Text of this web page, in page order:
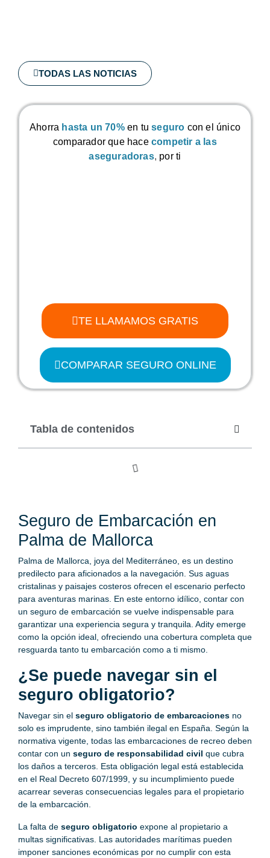
Seguro de Embarcación en
Palma de Mallorca
Palma de Mallorca, joya del Mediterráneo, es un destino
predilecto para aficionados a la navegación. Sus aguas
cristalinas y paisajes costeros ofrecen el escenario perfecto
para aventuras marinas. En este entorno idílico, contar con
un seguro de embarcación se vuelve indispensable para
garantizar una experiencia segura y tranquila. Adity emerge
como la opción ideal, ofreciendo una cobertura completa que
resguarda tanto tu embarcación como a ti mismo.
¿Se puede navegar sin el
seguro obligatorio?
Navegar sin el seguro obligatorio de embarcaciones no
solo es imprudente, sino también ilegal en España. Según la
normativa vigente, todas las embarcaciones de recreo deben
contar con un seguro de responsabilidad civil que cubra
los daños a terceros. Esta obligación legal está establecida
en el Real Decreto 607/1999, y su incumplimiento puede
acarrear severas consecuencias legales para el propietario
de la embarcación.
La falta de seguro obligatorio expone al propietario a
multas significativas. Las autoridades marítimas pueden
imponer sanciones económicas por no cumplir con esta
TODAS LAS NOTICIAS
Ahorra hasta un 70% en tuseguro con el único
comparador que hace competir a las
aseguradoras, por ti
TE LLAMAMOS GRATIS
COMPARAR SEGURO ONLINE
Tabla de contenidos